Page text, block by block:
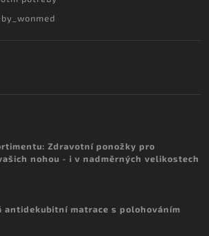
Zdravotní ponožky pro
nohou - i v nadměrných velikostech
antidekubitní matrace s polohováním